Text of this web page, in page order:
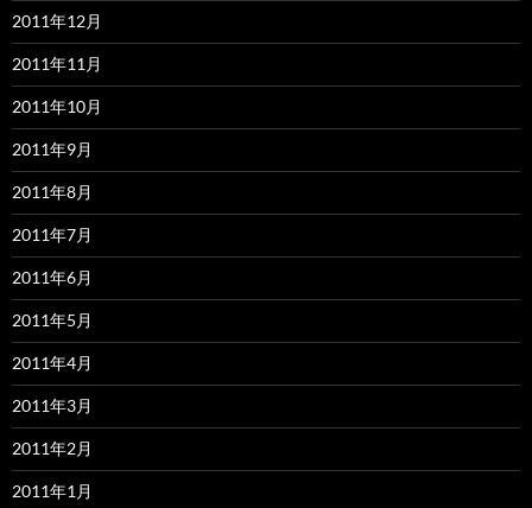
2011年12月
2011年11月
2011年10月
2011年9月
2011年8月
2011年7月
2011年6月
2011年5月
2011年4月
2011年3月
2011年2月
2011年1月